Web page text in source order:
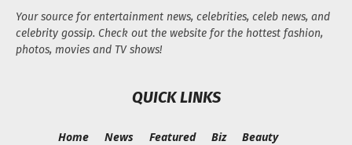
Your source for entertainment news, celebrities, celeb news, and
celebrity gossip. Check out the website for the hottest fashion,
photos, movies and TV shows!
QUICK LINKS
Home News Featured Biz
Beauty